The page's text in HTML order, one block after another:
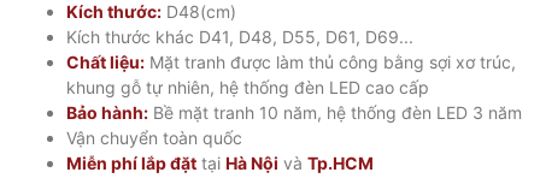
Kích thước: D48(cm)
Kích thước khác D41, D48, D55, D61, D69...
Chất liệu: Mặt tranh được làm thủ công bằng sợi xơ trúc,
khung gỗ tự nhiên, hệ thống đèn LED cao cấp
Bảo hành: Bề mặt tranh 10 năm, hệ thống đèn LED 3 năm
Vận chuyển toàn quốc
Miễn phí lắp đặt tại Hà Nội và Tp.HCM